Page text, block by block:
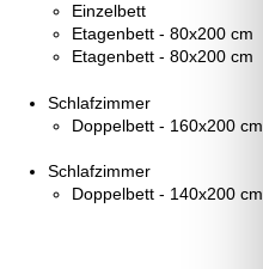
Einzelbett
Etagenbett - 80x200 cm
Etagenbett - 80x200 cm
Schlafzimmer
Doppelbett - 160x200 cm
Schlafzimmer
Doppelbett - 140x200 cm